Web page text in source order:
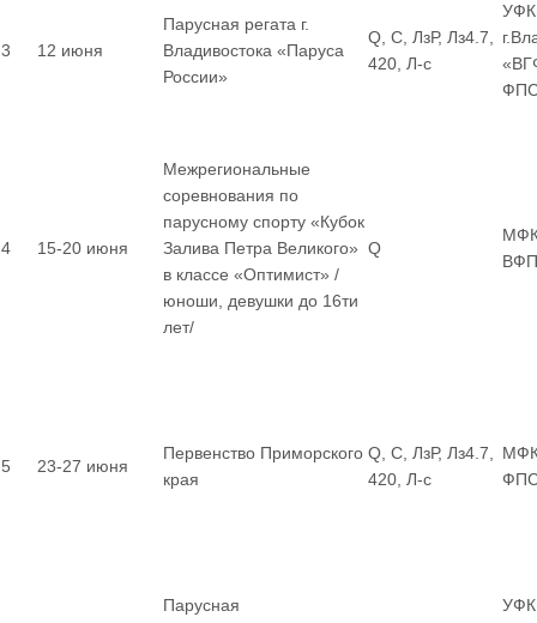
3 12 июня
Парусная регата г.
Владивостока «Паруса
России»
Q, С, ЛзР, Лз4.7,
420, Л-с
4 15-20 июня
Межрегиональные
соревнования по
парусному спорту «Кубок
Залива Петра Великого»
в классе «Оптимист» /
юноши, девушки до 16ти
лет/
Q
5 23-27 июня
Первенство Приморского
края
Q, С, ЛзР, Лз4.7,
420, Л-с
Парусная